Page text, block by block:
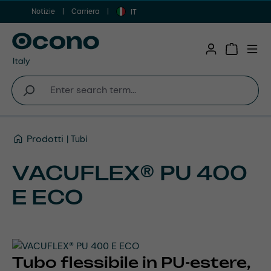
Vai al contenuto principale
Notizie Carriera IT
Prodotti Tubi
VACUFLEX® PU 400
E ECO
Tubo flessibile in PU-estere,